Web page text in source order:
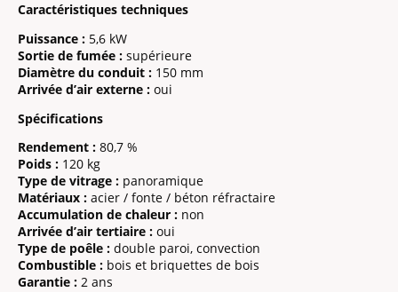
Caractéristiques techniques
Puissance : 5,6 kW
Sortie de fumée : supérieure
Diamètre du conduit : 150 mm
Arrivée d’air externe : oui
Spécifications
Rendement : 80,7 %
Poids : 120 kg
Type de vitrage : panoramique
Matériaux : acier / fonte / béton réfractaire
Accumulation de chaleur : non
Arrivée d’air tertiaire : oui
Type de poêle : double paroi, convection
Combustible : bois et briquettes de bois
Garantie : 2 ans